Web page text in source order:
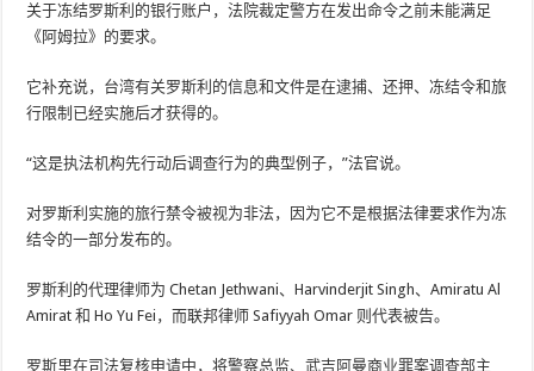
关于冻结罗斯利的银行账户，法院裁定警方在发出命令之前未能满足
《阿姆拉》的要求。
它补充说，台湾有关罗斯利的信息和文件是在逮捕、还押、冻结令和旅
行限制已经实施后才获得的。
“这是执法机构先行动后调查行为的典型例子，”法官说。
对罗斯利实施的旅行禁令被视为非法，因为它不是根据法律要求作为冻
结令的一部分发布的。
罗斯利的代理律师为 Chetan Jethwani、Harvinderjit Singh、Amiratu Al
Amirat 和 Ho Yu Fei，而联邦律师 Safiyyah Omar 则代表被告。
罗斯里在司法复核申请中，将警察总监、武吉阿曼商业罪案调查部主